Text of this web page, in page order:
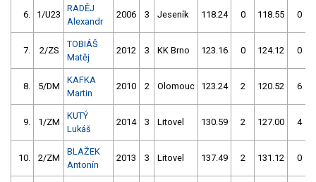
6. 1/U23
RADĚJ
Alexandr
2006 3 Jeseník 118.24 0 118.55 0
7. 2/ZS
TOBIÁŠ
Matěj
2012 3 KK Brno 123.16 0 124.12 0
8. 5/DM
KAFKA
Martin
2010 2 Olomouc 123.24 2 120.52 6
9. 1/ZM
KUTÝ
Lukáš
2014 3 Litovel 130.59 2 127.00 4
10. 2/ZM
BLAŽEK
Antonín
2013 3 Litovel 137.49 2 131.12 0